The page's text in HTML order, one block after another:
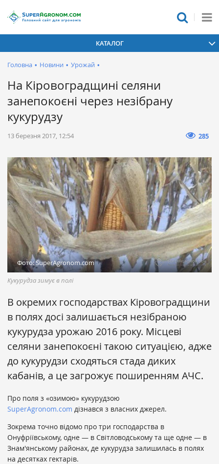
КАТАЛОГ
Головна • Новини • Урожай •
На Кіровоградщині селяни
занепокоєні через незібрану
кукурудзу
13 березня 2017, 12:54 285
Фото: SuperAgronom.com
Кукурудза зимує в полі
В окремих господарствах Кіровоградщини
в полях досі залишається незібраною
кукурудза урожаю 2016 року. Місцеві
селяни занепокоєні такою ситуацією, адже
до кукурудзи сходяться стада диких
кабанів, а це загрожує поширенням АЧС.
Про поля з «озимою» кукурудзою
SuperAgronom.com дізнався з власних джерел.
Зокрема точно відомо про три господарства в
Онуфріївському, одне — в Світловодському та ще одне — в
Знам'янському районах, де кукурудза залишилась в полях
на десятках гектарів.